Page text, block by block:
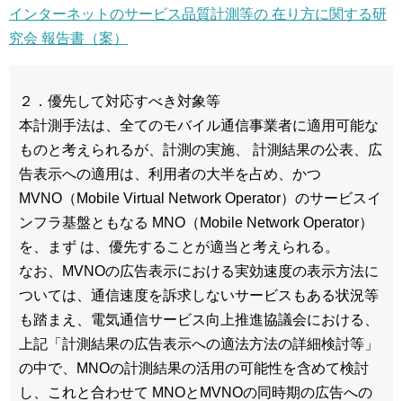
インターネットのサービス品質計測等の 在り方に関する研
究会 報告書（案）
２．優先して対応すべき対象等
本計測手法は、全てのモバイル通信事業者に適用可能な
ものと考えられるが、計測の実施、 計測結果の公表、広
告表示への適用は、利用者の大半を占め、かつ
MVNO（Mobile Virtual Network Operator）のサービスイ
ンフラ基盤ともなる MNO（Mobile Network Operator）
を、まず は、優先することが適当と考えられる。
なお、MVNOの広告表示における実効速度の表示方法に
ついては、通信速度を訴求しないサービスもある状況等
も踏まえ、電気通信サービス向上推進協議会における、
上記「計測結果の広告表示への適法方法の詳細検討等」
の中で、MNOの計測結果の活用の可能性を含めて検討
し、これと合わせて MNOとMVNOの同時期の広告への